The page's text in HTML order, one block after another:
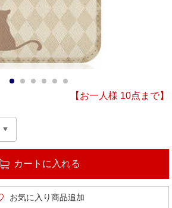
【お一人様 10点まで】
カートに入れる
お気に入り商品追加